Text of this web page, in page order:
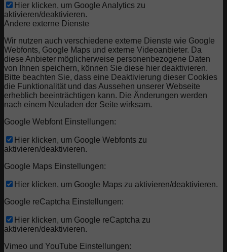
Hier klicken, um Google Analytics zu
aktivieren/deaktivieren.
Andere externe Dienste
Wir nutzen auch verschiedene externe Dienste wie Google
Webfonts, Google Maps und externe Videoanbieter. Da
diese Anbieter möglicherweise personenbezogene Daten
von Ihnen speichern, können Sie diese hier deaktivieren.
Bitte beachten Sie, dass eine Deaktivierung dieser Cookies
die Funktionalität und das Aussehen unserer Webseite
erheblich beeinträchtigen kann. Die Änderungen werden
nach einem Neuladen der Seite wirksam.
Google Webfont Einstellungen:
Hier klicken, um Google Webfonts zu
aktivieren/deaktivieren.
Google Maps Einstellungen:
Hier klicken, um Google Maps zu aktivieren/deaktivieren.
Google reCaptcha Einstellungen:
Hier klicken, um Google reCaptcha zu
aktivieren/deaktivieren.
Vimeo und YouTube Einstellungen: